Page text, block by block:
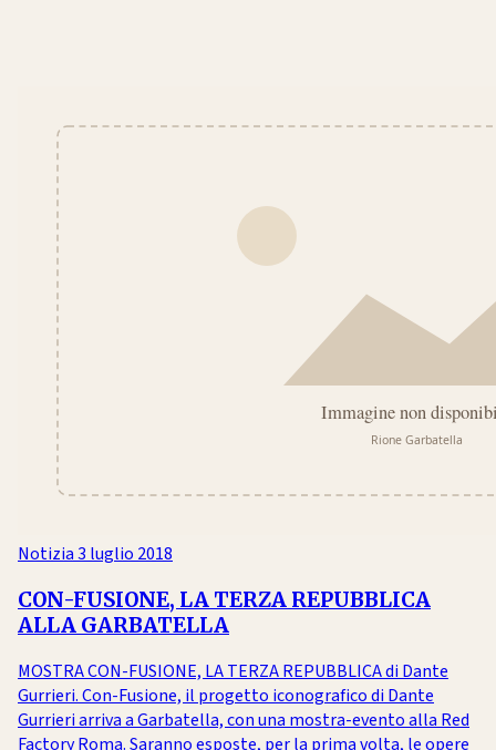
Notizia3 luglio 2018
CON-FUSIONE, LA TERZA REPUBBLICA
ALLA GARBATELLA
MOSTRA CON-FUSIONE, LA TERZA REPUBBLICA di Dante
Gurrieri. Con-Fusione, il progetto iconografico di Dante
Gurrieri arriva a Garbatella, con una mostra-evento alla Red
Factory Roma. Saranno esposte, per la prima volta, le opere